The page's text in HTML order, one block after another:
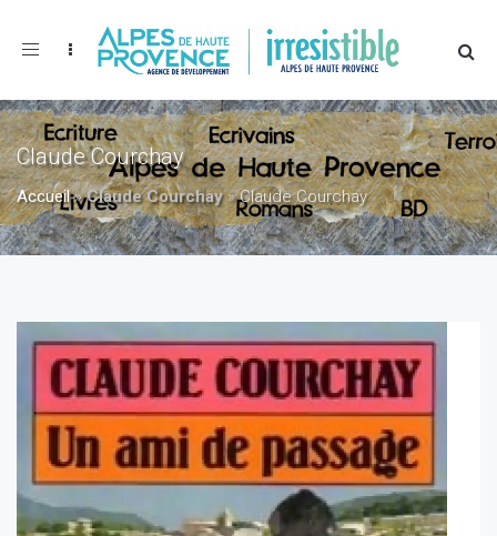
Toggle
Claude Courchay
Accueil»Claude Courchay»Claude Courchay